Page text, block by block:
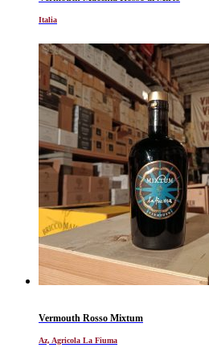
Italia
Vermouth Rosso Mixtum
Az, Agricola La Fiuma